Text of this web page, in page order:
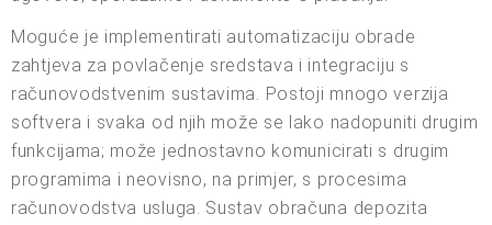
Moguće je implementirati automatizaciju obrade
zahtjeva za povlačenje sredstava i integraciju s
računovodstvenim sustavima. Postoji mnogo verzija
softvera i svaka od njih može se lako nadopuniti drugim
funkcijama; može jednostavno komunicirati s drugim
programima i neovisno, na primjer, s procesima
računovodstva usluga. Sustav obračuna depozita